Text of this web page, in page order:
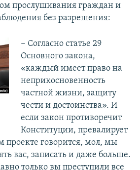
прослушивания граждан и
без разрешения:
− Согласно статье 29
Основного закона,
«каждый имеет право на
неприкосновенность
частной жизни, защиту
чести и достоинства». И
если закон противоречит
Конституции, превалирует
проекте говорится, мол, мы
вас, записать и даже больше.
только вы преступили все